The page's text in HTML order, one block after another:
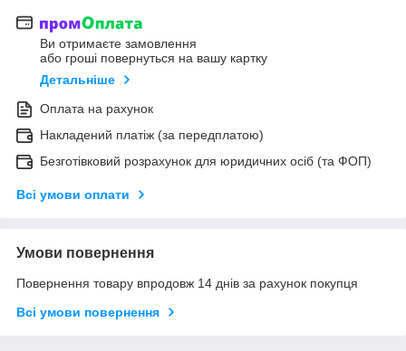
Ви отримаєте замовлення
або гроші повернуться на вашу картку
Детальніше
Оплата на рахунок
Накладений платіж (за передплатою)
Безготівковий розрахунок для юридичних осіб (та ФОП)
Всі умови оплати
Умови повернення
Повернення товару впродовж 14 днів за рахунок покупця
Всі умови повернення